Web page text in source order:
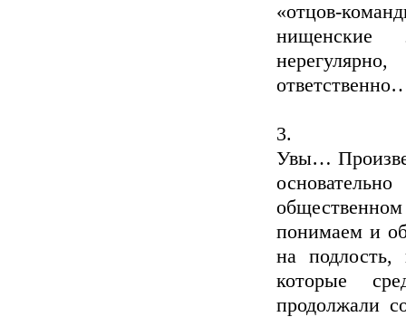
«отцов-
нищенские
3.
Увы…
понимаем и
на подлость,
которые
продолжали